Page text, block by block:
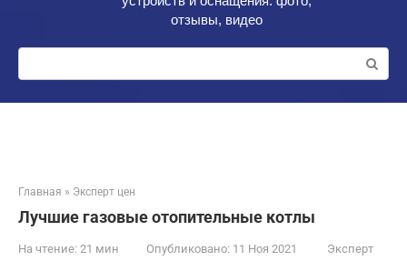
отзывы, видео
Поиск:
Главная » Эксперт цен
Лучшие газовые отопительные котлы
На чтение: 21 мин Опубликовано: 11 Ноя 2021
Эксперт